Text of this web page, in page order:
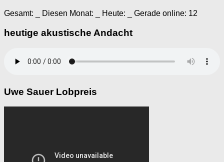
Gesamt: Diesen Monat: Heute: Gerade online: 12
heutige akustische Andacht
Uwe Sauer Lobpreis